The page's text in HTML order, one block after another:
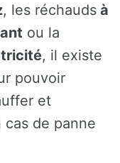
, les réchauds à
ou la
, il existe
pouvoir
et
de panne